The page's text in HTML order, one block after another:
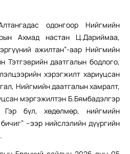
одонгоор Нийгмийн
Ахмад настан Ц.Дариймаа,
ажилтан”-аар Нийгмийн
Тэтгэврийн даатгалын бодлого,
хэрэгжилт хариуцсан
Нийгмийн даатгалын хамралт,
мэргэжилтэн Б.Бямбадэлгэр
бүл, хөдөлмөр, нийгмийн
–ээр нийслэлийн дүүргийн